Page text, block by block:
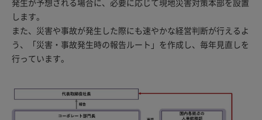
します。
また、災害や事故が発生した際にも速やかな経営判断が行えるよ
う、「災害・事故発生時の報告ルート」を作成し、毎年見直しを
行っています。